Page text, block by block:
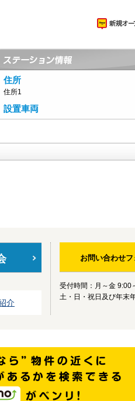
住所
住所1
設置車両
介
お問い合わせ
受付時間：月～金 9:00
土・日・祝日及び年末